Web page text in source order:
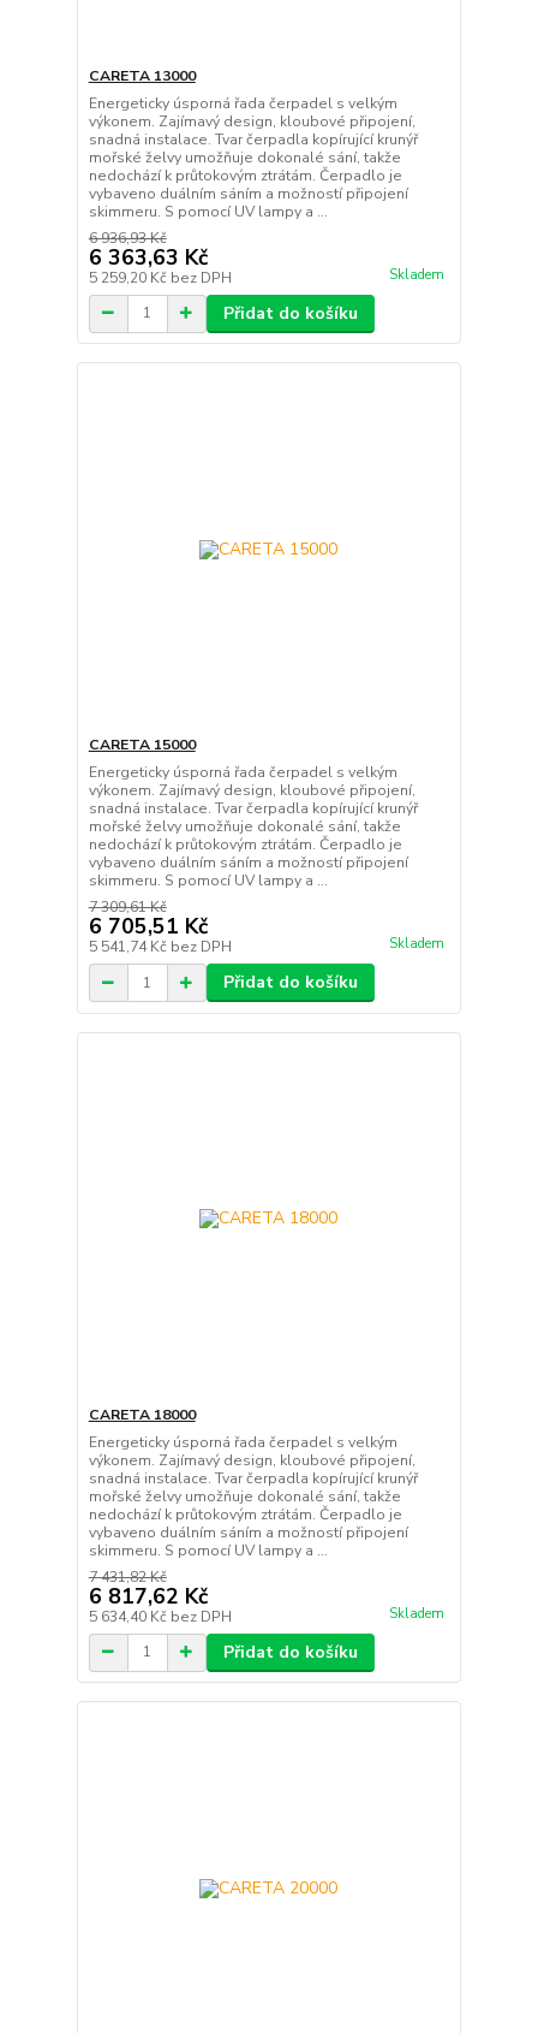
CARETA 13000
Energeticky úsporná řada čerpadel s velkým
výkonem. Zajímavý design, kloubové připojení,
snadná instalace. Tvar čerpadla kopírující krunýř
mořské želvy umožňuje dokonalé sání, takže
nedochází k průtokovým ztrátám. Čerpadlo je
vybaveno duálním sáním a možností připojení
skimmeru. S pomocí UV lampy a ...
6 936,93 Kč
6 363,63 Kč
5 259,20 Kč bez DPH Skladem
Přidat do košíku
CARETA 15000
Energeticky úsporná řada čerpadel s velkým
výkonem. Zajímavý design, kloubové připojení,
snadná instalace. Tvar čerpadla kopírující krunýř
mořské želvy umožňuje dokonalé sání, takže
nedochází k průtokovým ztrátám. Čerpadlo je
vybaveno duálním sáním a možností připojení
skimmeru. S pomocí UV lampy a ...
7 309,61 Kč
6 705,51 Kč
5 541,74 Kč bez DPH Skladem
Přidat do košíku
CARETA 18000
Energeticky úsporná řada čerpadel s velkým
výkonem. Zajímavý design, kloubové připojení,
snadná instalace. Tvar čerpadla kopírující krunýř
mořské želvy umožňuje dokonalé sání, takže
nedochází k průtokovým ztrátám. Čerpadlo je
vybaveno duálním sáním a možností připojení
skimmeru. S pomocí UV lampy a ...
7 431,82 Kč
6 817,62 Kč
5 634,40 Kč bez DPH Skladem
Přidat do košíku